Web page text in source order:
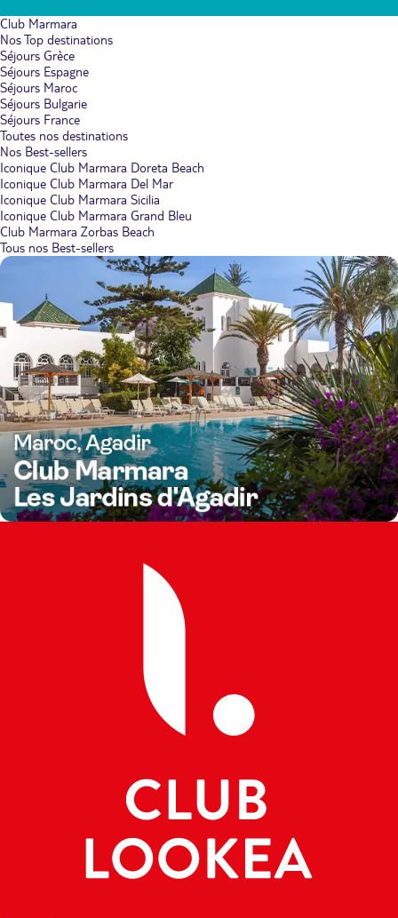
Club Marmara
Nos Top destinations
Séjours Grèce
Séjours Espagne
Séjours Maroc
Séjours Bulgarie
Séjours France
Toutes nos destinations
Nos Best-sellers
Iconique Club Marmara Doreta Beach
Iconique Club Marmara Del Mar
Iconique Club Marmara Sicilia
Iconique Club Marmara Grand Bleu
Club Marmara Zorbas Beach
Tous nos Best-sellers